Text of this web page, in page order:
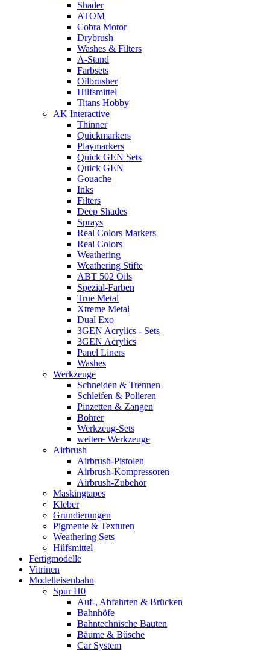
Shader
ATOM
Cobra Motor
Drybrush
Washes & Filters
A-Stand
Farbsets
Oilbrusher
Hilfsmittel
Titans Hobby
AK Interactive
Thinner
Quickmarkers
Playmarkers
Quick GEN Sets
Quick GEN
Gouache
Inks
Filters
Deep Shades
Sprays
Real Colors Markers
Real Colors
Weathering
Weathering Stifte
ABT 502 Oils
Spezial-Farben
True Metal
Xtreme Metal
Dual Exo
3GEN Acrylics - Sets
3GEN Acrylics
Panel Liners
Washes
Werkzeuge
Schneiden & Trennen
Schleifen & Polieren
Pinzetten & Zangen
Bohrer
Werkzeug-Sets
weitere Werkzeuge
Airbrush
Airbrush-Pistolen
Airbrush-Kompressoren
Airbrush-Zubehör
Maskingtapes
Kleber
Grundierungen
Pigmente & Texturen
Weathering Sets
Hilfsmittel
Fertigmodelle
Vitrinen
Modelleisenbahn
Spur H0
Auf-, Abfahrten & Brücken
Bahnhöfe
Bahntechnische Bauten
Bäume & Büsche
Car System